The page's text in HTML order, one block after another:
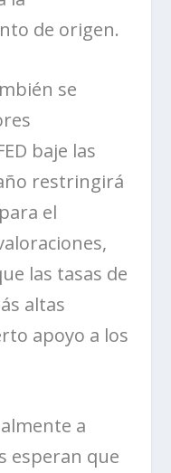
de origen.
se
baje las
restringirá
el
las tasas de
altas
apoyo a los
a
esperan que